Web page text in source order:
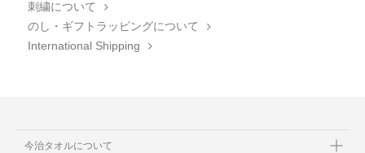
刺繍について
のし・ギフトラッピングについて
International Shipping
今治タオルについて